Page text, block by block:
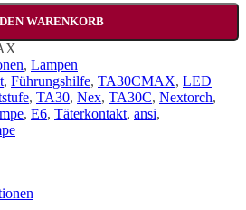
WARENKORB
, Lampen
, Führungshilfe, TA30CMAX, LED
, TA30, Nex, TA30C, Nextorch,
, E6, Täterkontakt, ansi,